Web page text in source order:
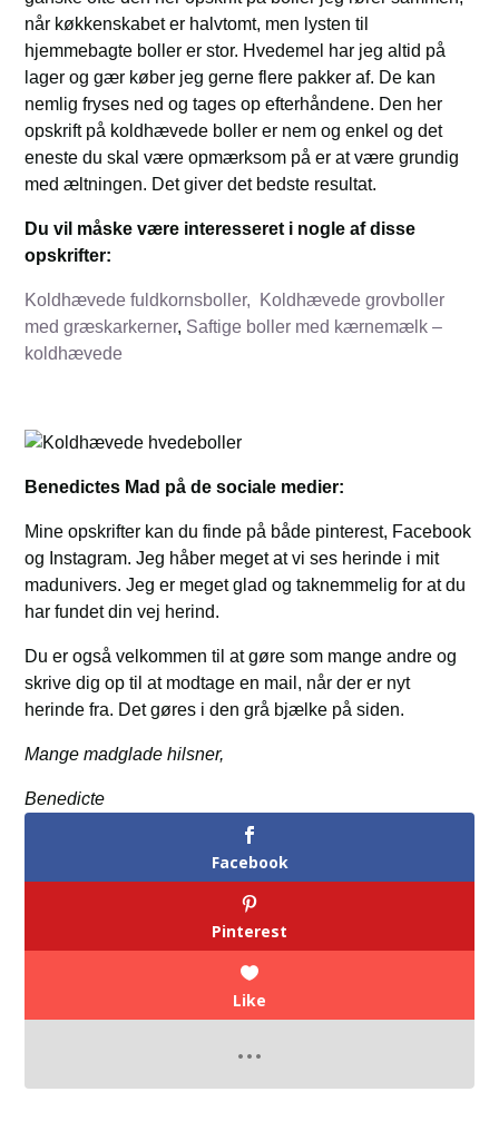
når køkkenskabet er halvtomt, men lysten til
hjemmebagte boller er stor. Hvedemel har jeg altid på
lager og gær køber jeg gerne flere pakker af. De kan
nemlig fryses ned og tages op efterhåndene. Den her
opskrift på koldhævede boller er nem og enkel og det
eneste du skal være opmærksom på er at være grundig
med æltningen. Det giver det bedste resultat.
Du vil måske være interesseret i nogle af disse
opskrifter:
Koldhævede fuldkornsboller, Koldhævede grovboller
med græskarkerner, Saftige boller med kærnemælk –
koldhævede
Benedictes Mad på de sociale medier:
Mine opskrifter kan du finde på både pinterest, Facebook
og Instagram. Jeg håber meget at vi ses herinde i mit
madunivers. Jeg er meget glad og taknemmelig for at du
har fundet din vej herind.
Du er også velkommen til at gøre som mange andre og
skrive dig op til at modtage en mail, når der er nyt
herinde fra. Det gøres i den grå bjælke på siden.
Mange madglade hilsner,
Benedicte
Facebook
Pinterest
Like